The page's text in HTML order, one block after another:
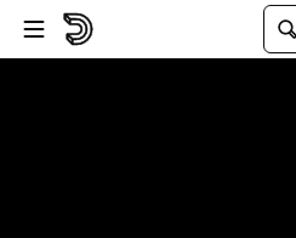
Passer au player
Passer au contenu principal